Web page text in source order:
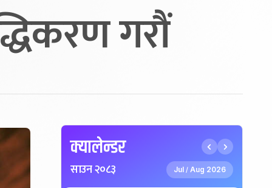
गरौं
क्यालेन्डर
साउन २०८३ Jul / Aug 2026